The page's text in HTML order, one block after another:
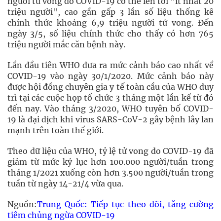
triệu người", cao gần gấp 3 lần số liệu thống kê
chính thức khoảng 6,9 triệu người tử vong. Đến
ngày 3/5, số liệu chính thức cho thấy có hơn 765
triệu người mắc căn bệnh này.
Lần đầu tiên WHO đưa ra mức cảnh báo cao nhất về
COVID-19 vào ngày 30/1/2020. Mức cảnh báo này
được hội đồng chuyên gia y tế toàn cầu của WHO duy
trì tại các cuộc họp tổ chức 3 tháng một lần kể từ đó
đến nay. Vào tháng 3/2020, WHO tuyên bố COVID-
19 là đại dịch khi virus SARS-CoV-2 gây bệnh lây lan
mạnh trên toàn thế giới.
Theo dữ liệu của WHO, tỷ lệ tử vong do COVID-19 đã
giảm từ mức kỷ lục hơn 100.000 người/tuần trong
tháng 1/2021 xuống còn hơn 3.500 người/tuần trong
tuần từ ngày 14-21/4 vừa qua.
Nguồn:Trung Quốc: Tiếp tục theo dõi, tăng cường
tiêm chủng ngừa COVID-19